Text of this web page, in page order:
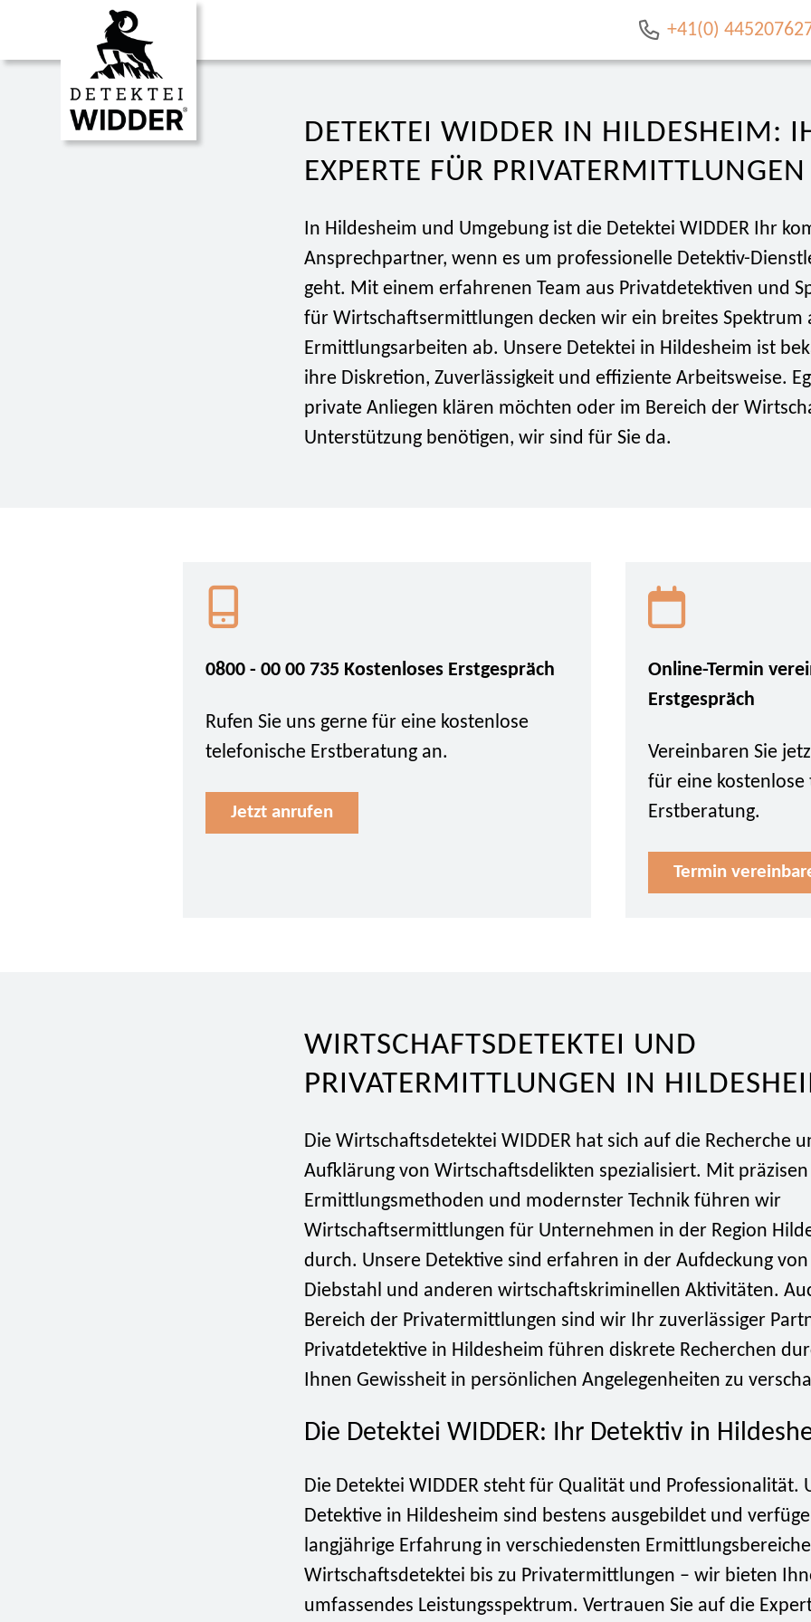
+41(0)
DETEKTEI WIDDER IN HILDESHEIM:
EXPERTE FÜR PRIVATERMITTLUNGEN
In Hildesheim und Umgebung ist die Detektei WIDDER Ihr
Ansprechpartner, wenn es um professionelle Detektiv-
geht. Mit einem erfahrenen Team aus Privatdetektiven und
für Wirtschaftsermittlungen decken wir ein breites Spektrum
Ermittlungsarbeiten ab. Unsere Detektei in Hildesheim ist
ihre Diskretion, Zuverlässigkeit und effiziente Arbeitsweise.
private Anliegen klären möchten oder im Bereich der
Unterstützung benötigen, wir sind für Sie da.
0800 - 00 00 735 Kostenloses Erstgespräch
Rufen Sie uns gerne für eine kostenlose
telefonische Erstberatung an.
Jetzt anrufen
Online-Termin
Erstgespräch
Vereinbaren Sie
für eine kostenlose
Erstberatung.
Termin
WIRTSCHAFTSDETEKTEI UND
PRIVATERMITTLUNGEN IN
Die Wirtschaftsdetektei WIDDER hat sich auf die Recherche
Aufklärung von Wirtschaftsdelikten spezialisiert. Mit präzisen
Ermittlungsmethoden und modernster Technik führen wir
Wirtschaftsermittlungen für Unternehmen in der Region
durch. Unsere Detektive sind erfahren in der Aufdeckung von
Diebstahl und anderen wirtschaftskriminellen Aktivitäten.
Bereich der Privatermittlungen sind wir Ihr zuverlässiger
Privatdetektive in Hildesheim führen diskrete Recherchen
Ihnen Gewissheit in persönlichen Angelegenheiten zu
Die Detektei WIDDER: Ihr Detektiv in
Die Detektei WIDDER steht für Qualität und Professionalität.
Detektive in Hildesheim sind bestens ausgebildet und
langjährige Erfahrung in verschiedensten
Wirtschaftsdetektei bis zu Privatermittlungen – wir bieten
umfassendes Leistungsspektrum. Vertrauen Sie auf die